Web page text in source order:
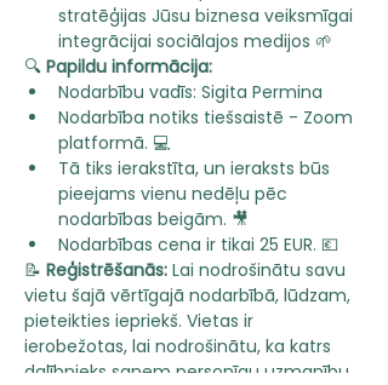
stratēģijas Jūsu biznesa veiksmīgai
integrācijai sociālajos medijos 🌱
🔍 Papildu informācija:
Nodarbību vadīs: Sigita Permina
Nodarbība notiks tiešsaistē - Zoom
platformā. 💻
Tā tiks ierakstīta, un ieraksts būs
pieejams vienu nedēļu pēc
nodarbības beigām. 🎥
Nodarbības cena ir tikai 25 EUR. 💶
📝 Reģistrēšanās: Lai nodrošinātu savu
vietu šajā vērtīgajā nodarbībā, lūdzam,
pieteikties iepriekš. Vietas ir
ierobežotas, lai nodrošinātu, ka katrs
dalībnieks saņem personīgu uzmanību.